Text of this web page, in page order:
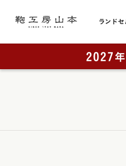
ランド
トピック
工房ランドセル選びのご